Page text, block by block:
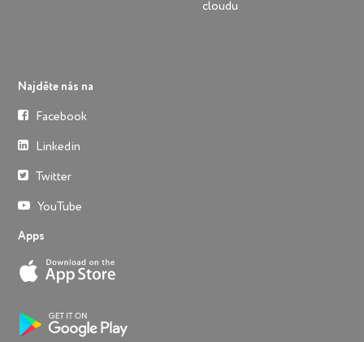
cloudu
Najděte nás na
Facebook
Linkedin
Twitter
YouTube
Apps